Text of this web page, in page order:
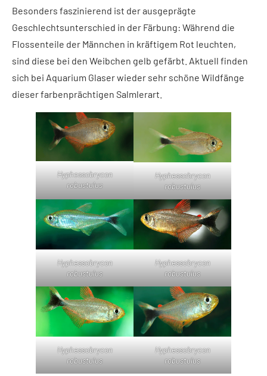
Besonders faszinierend ist der ausgeprägte
Geschlechtsunterschied in der Färbung: Während die
Flossenteile der Männchen in kräftigem Rot leuchten,
sind diese bei den Weibchen gelb gefärbt. Aktuell finden
sich bei Aquarium Glaser wieder sehr schöne Wildfänge
dieser farbenprächtigen Salmlerart.
Hyphessobrycon
robustulus
Hyphessobrycon
robustulus
Hyphessobrycon
robustulus
Hyphessobrycon
robustulus
Hyphessobrycon
robustulus
Hyphessobrycon
robustulus